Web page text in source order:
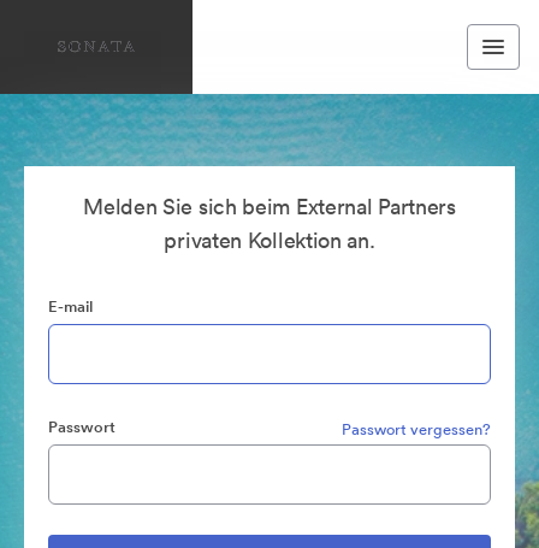
Melden Sie sich beim External Partners
privaten Kollektion an.
E-mail
Passwort Passwort vergessen?